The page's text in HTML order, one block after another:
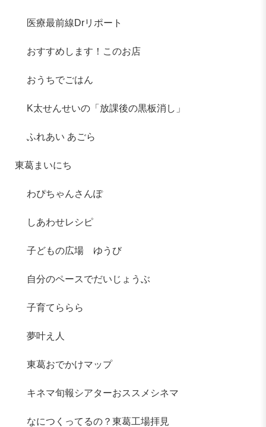
医療最前線Drリポート
おすすめします！このお店
おうちでごはん
K太せんせいの「放課後の黒板消し」
ふれあい あごら
東葛まいにち
わぴちゃんさんぽ
しあわせレシピ
子どもの広場 ゆうび
自分のペースでだいじょうぶ
子育てららら
夢叶え人
東葛おでかけマップ
キネマ旬報シアターおススメシネマ
なにつくってるの？東葛工場拝見